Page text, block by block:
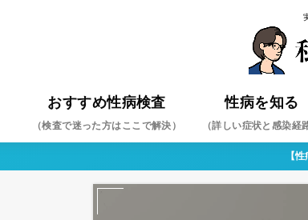
おすすめ性病検査
（検査で迷った方はここで解決）
性病を知る
（詳しい症状と感染経
（まずはこ
マイコプラズマ・ウ【